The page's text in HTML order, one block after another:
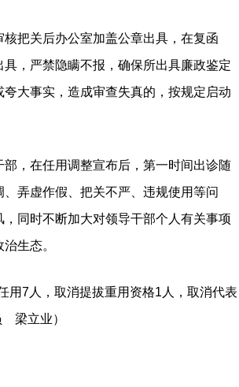
把关后办公室加盖公章出具，在复函
，严禁隐瞒不报，确保所出具廉政鉴定
大事实，造成审查失真的，按规定启动
，在任用调整宣布后，第一时间出诊随
弄虚作假、把关不严、违规使用等问
同时不断加大对领导干部个人有关事项
生态。
7人，取消提拔重用资格1人，取消代表
梁立业）